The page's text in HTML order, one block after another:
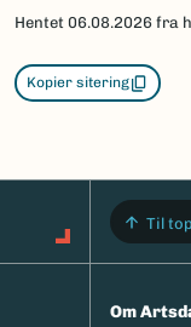
Hentet 06.08.2026 fra
Kopier sitering
Til
Om